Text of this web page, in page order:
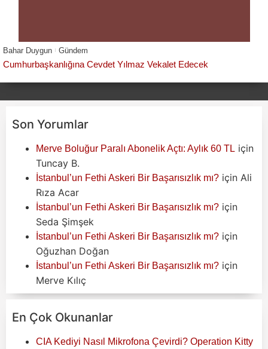
Bahar Duygun Gündem
Cumhurbaşkanlığına Cevdet Yılmaz Vekalet Edecek
Son Yorumlar
Merve Boluğur Paralı Abonelik Açtı: Aylık 60 TL için
Tuncay B.
İstanbul’un Fethi Askeri Bir Başarısızlık mı? için Ali
Rıza Acar
İstanbul’un Fethi Askeri Bir Başarısızlık mı? için
Seda Şimşek
İstanbul’un Fethi Askeri Bir Başarısızlık mı? için
Oğuzhan Doğan
İstanbul’un Fethi Askeri Bir Başarısızlık mı? için
Merve Kılıç
En Çok Okunanlar
CIA Kediyi Nasıl Mikrofona Çevirdi? Operation Kitty